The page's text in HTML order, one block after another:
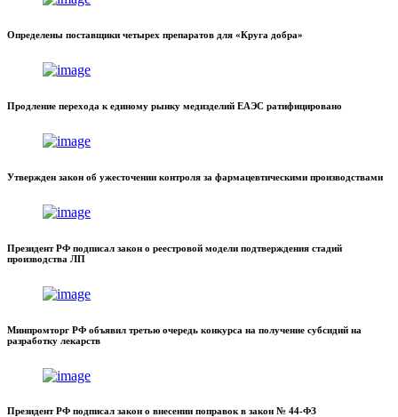
Определены поставщики четырех препаратов для «Круга добра»
Продление перехода к единому рынку медизделий ЕАЭС ратифицировано
Утвержден закон об ужесточении контроля за фармацевтическими производствами
Президент РФ подписал закон о реестровой модели подтверждения стадий
производства ЛП
Минпромторг РФ объявил третью очередь конкурса на получение субсидий на
разработку лекарств
Президент РФ подписал закон о внесении поправок в закон № 44-ФЗ